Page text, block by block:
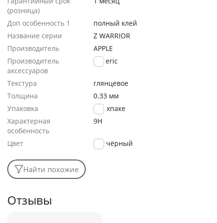
(розница)
Доп особенность 1
полный клей
Название серии
Z WARRIOR
Производитель
APPLE
Производитель
аксессуаров
generic
Текстура
глянцевое
Толщина
0.33 мм
Упаковка
в техпаке
Характерная
особенность
9H
Цвет чёрный
Найти похожие
Отзывы